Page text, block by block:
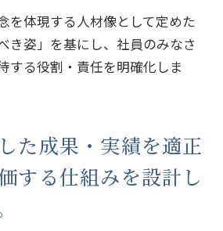
を体現する人材像として定めた
き姿」を基にし、 社員のみなさ
する役割・責任を明確化しま
た成果・実績を適正
する仕組みを設計し